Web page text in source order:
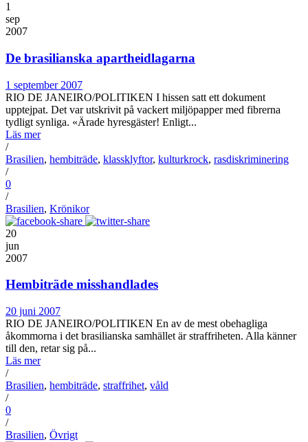
1
sep
2007
De brasilianska apartheidlagarna
1 september 2007
RIO DE JANEIRO/POLITIKEN I hissen satt ett dokument
upptejpat. Det var utskrivit på vackert miljöpapper med fibrerna
tydligt synliga. «Ärade hyresgäster! Enligt...
Läs mer
/
Brasilien, hembiträde, klassklyftor, kulturkrock, rasdiskriminering
/
0
/
Brasilien, Krönikor
20
jun
2007
Hembiträde misshandlades
20 juni 2007
RIO DE JANEIRO/POLITIKEN En av de mest obehagliga
åkommorna i det brasilianska samhället är straffriheten. Alla känner
till den, retar sig på...
Läs mer
/
Brasilien, hembiträde, straffrihet, våld
/
0
/
Brasilien, Övrigt